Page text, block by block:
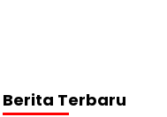
Berita Terbaru